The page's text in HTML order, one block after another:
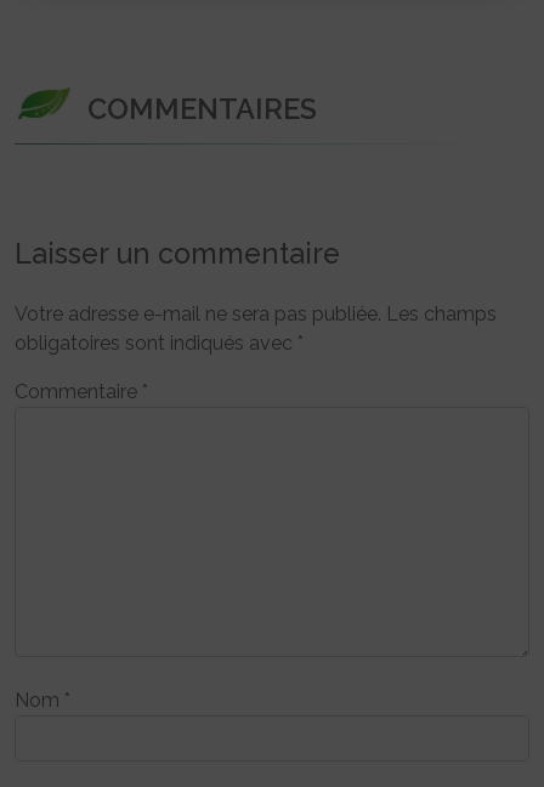
COMMENTAIRES
Laisser un commentaire
Votre adresse e-mail ne sera pas publiée. Les champs
obligatoires sont indiqués avec *
Commentaire *
Nom *